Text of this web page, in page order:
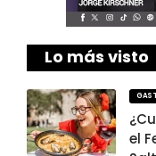
Lo más visto
el